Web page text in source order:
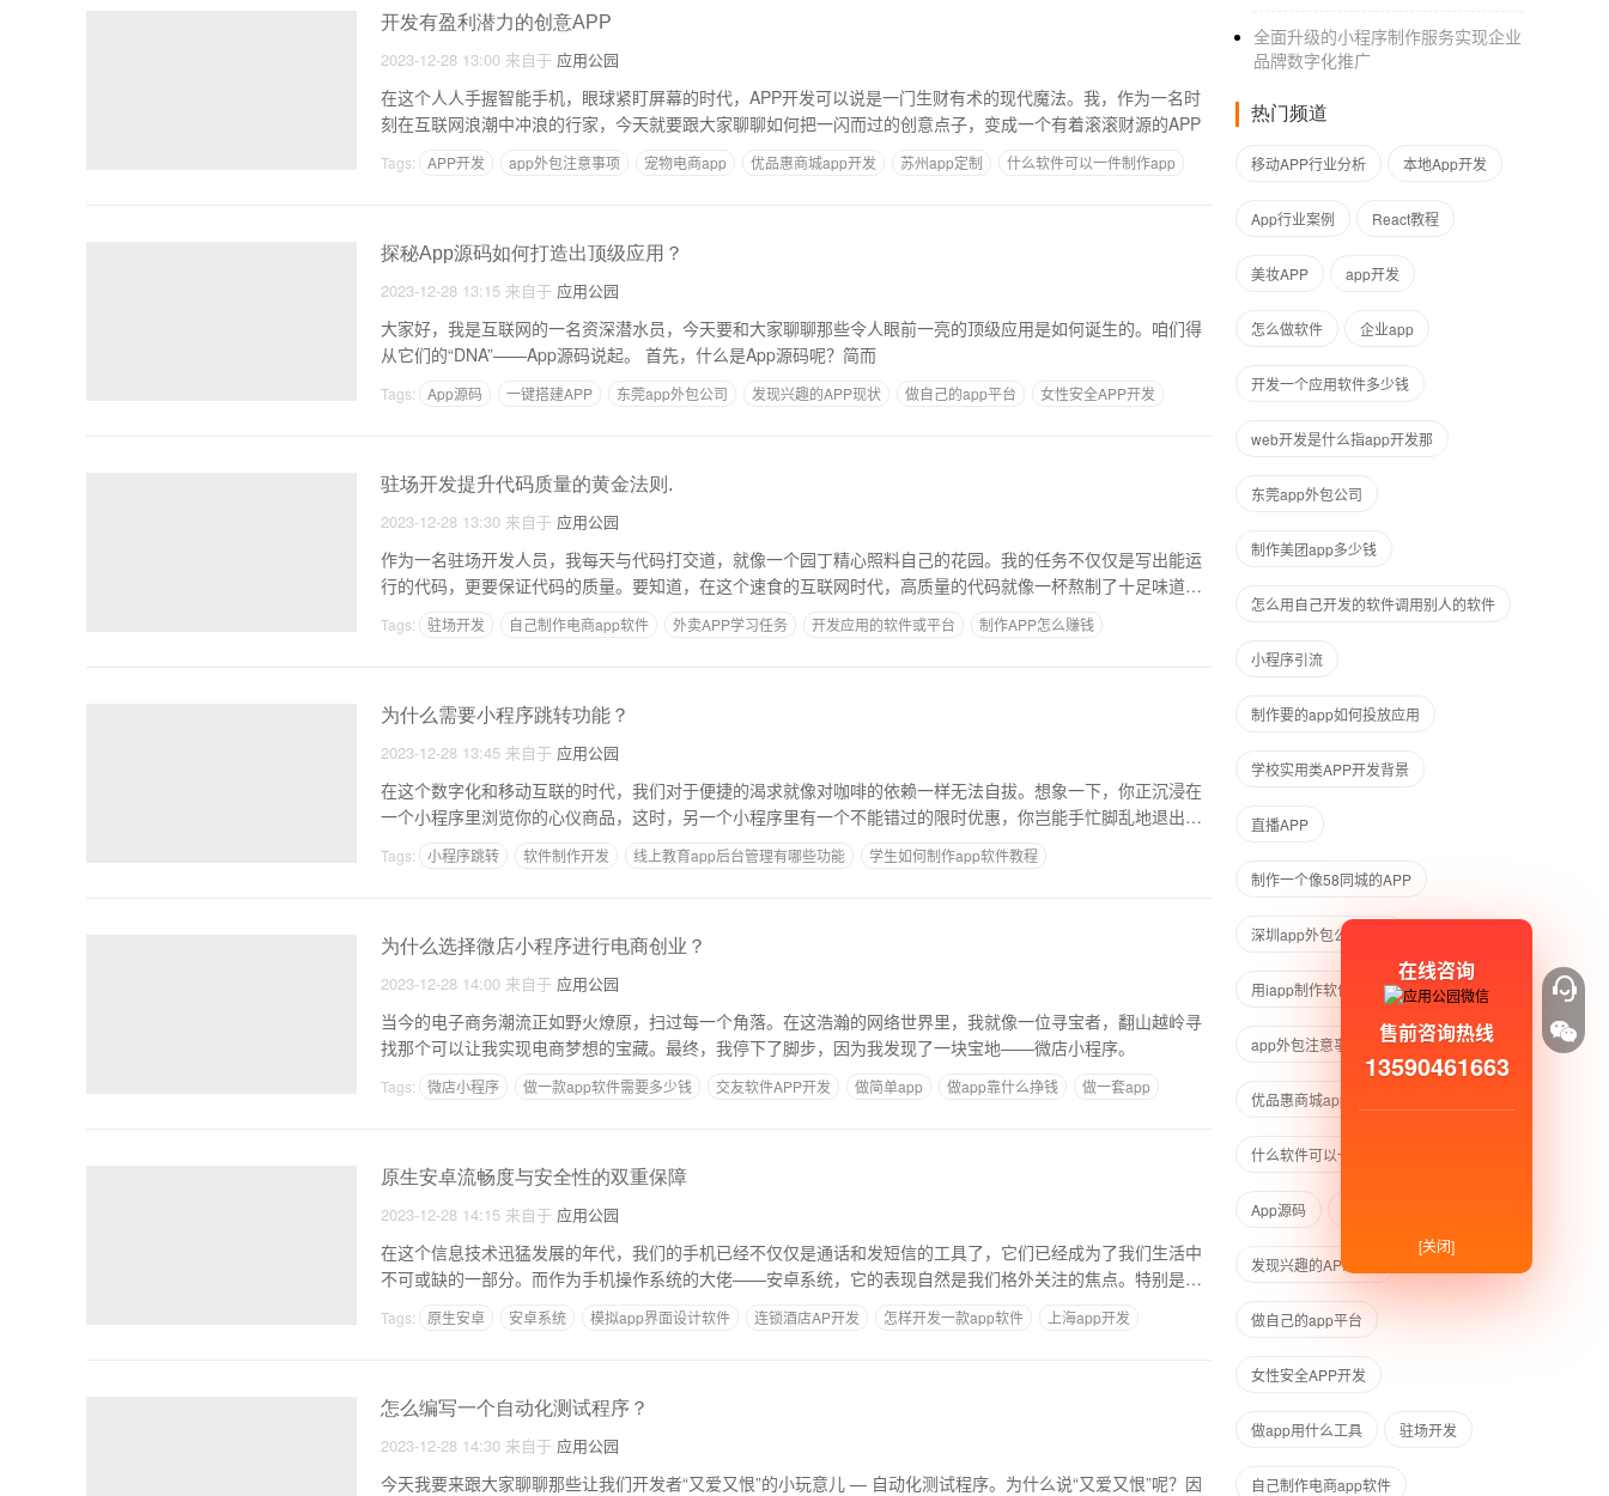
开发有盈利潜力的创意APP
2023-12-28 13:00 来自于 应用公园
在这个人人手握智能手机，眼球紧盯屏幕的时代，APP开发可以说是一门生财有术的现代魔法。我，作为一名时
刻在互联网浪潮中冲浪的行家，今天就要跟大家聊聊如何把一闪而过的创意点子，变成一个有着滚滚财源的APP
Tags: APP开发 app外包注意事项 宠物电商app 优品惠商城app开发 苏州app定制 什么软件可以一件制作app
探秘App源码如何打造出顶级应用？
2023-12-28 13:15 来自于 应用公园
大家好，我是互联网的一名资深潜水员，今天要和大家聊聊那些令人眼前一亮的顶级应用是如何诞生的。咱们得
从它们的“DNA”——App源码说起。 首先，什么是App源码呢？简而
Tags: App源码 一键搭建APP 东莞app外包公司 发现兴趣的APP现状 做自己的app平台
女性安全APP开发
驻场开发提升代码质量的黄金法则.
2023-12-28 13:30 来自于 应用公园
作为一名驻场开发人员，我每天与代码打交道，就像一个园丁精心照料自己的花园。我的任务不仅仅是写出能运
行的代码，更要保证代码的质量。要知道，在这个速食的互联网时代，高质量的代码就像一杯熬制了十足味道的
Tags: 驻场开发 自己制作电商app软件 外卖APP学习任务 开发应用的软件或平台
制作APP怎么赚钱
为什么需要小程序跳转功能？
2023-12-28 13:45 来自于 应用公园
在这个数字化和移动互联的时代，我们对于便捷的渴求就像对咖啡的依赖一样无法自拔。想象一下，你正沉浸在
一个小程序里浏览你的心仪商品，这时，另一个小程序里有一个不能错过的限时优惠，你岂能手忙脚乱地退出当
Tags: 小程序跳转 软件制作开发 线上教育app后台管理有哪些功能
学生如何制作app软件教程
为什么选择微店小程序进行电商创业？
2023-12-28 14:00 来自于 应用公园
当今的电子商务潮流正如野火燎原，扫过每一个角落。在这浩瀚的网络世界里，我就像一位寻宝者，翻山越岭寻
找那个可以让我实现电商梦想的宝藏。最终，我停下了脚步，因为我发现了一块宝地——微店小程序。
Tags: 微店小程序 做一款app软件需要多少钱 交友软件APP开发 做简单app 做app靠什么挣钱
做一套app
原生安卓流畅度与安全性的双重保障
2023-12-28 14:15 来自于 应用公园
在这个信息技术迅猛发展的年代，我们的手机已经不仅仅是通话和发短信的工具了，它们已经成为了我们生活中
不可或缺的一部分。而作为手机操作系统的大佬——安卓系统，它的表现自然是我们格外关注的焦点。特别是原
Tags: 原生安卓 安卓系统 模拟app界面设计软件 连锁酒店AP开发 怎样开发一款app软件 上海app开发
怎么编写一个自动化测试程序？
2023-12-28 14:30 来自于 应用公园
今天我要来跟大家聊聊那些让我们开发者“又爱又恨”的小玩意儿 — 自动化测试程序。为什么说“又爱又恨”呢？因
全面升级的小程序制作服务实现企业
品牌数字化推广
热门频道
移动APP行业分析 本地App开发
App行业案例 React教程
美妆APP app开发
怎么做软件 企业app
开发一个应用软件多少钱
web开发是什么指app开发那
东莞app外包公司
制作美团app多少钱
怎么用自己开发的软件调用别人的软件
小程序引流
制作要的app如何投放应用
学校实用类APP开发背景
直播APP
制作一个像58同城的APP
深圳app外包公司排名
用iapp制作软件的教程
app外包注意事项 宠物电商app
优品惠商城app开发
什么软件可以一件制作app
App源码
发现兴趣的APP现状
做自己的app平台
女性安全APP开发
做app用什么工具 驻场开发
自己制作电商app软件
在线咨询
售前咨询热线
13590461663
[关闭]